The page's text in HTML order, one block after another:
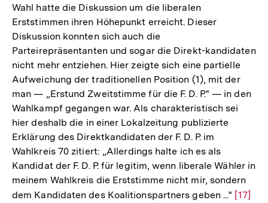
Wahl hatte die Diskussion um die liberalen
Erststimmen ihren Höhepunkt erreicht. Dieser
Diskussion konnten sich auch die
Parteirepräsentanten und sogar die Direkt-kandidaten
nicht mehr entziehen. Hier zeigte sich eine partielle
Aufweichung der traditionellen Position (1), mit der
man — „Erstund Zweitstimme für die F. D. P." — in den
Wahlkampf gegangen war. Als charakteristisch sei
hier deshalb die in einer Lokalzeitung publizierte
Erklärung des Direktkandidaten der F. D. P. im
Wahlkreis 70 zitiert: „Allerdings halte ich es als
Kandidat der F. D. P. für legitim, wenn liberale Wähler in
meinem Wahlkreis die Erststimme nicht mir, sondern
dem Kandidaten des Koalitionspartners geben ..." Zur
[17]